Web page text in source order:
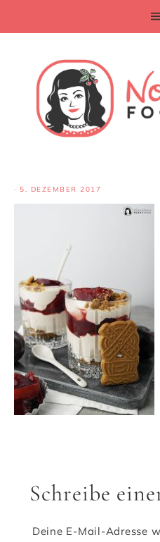
· 5. DEZEMBER 2017
Schreibe
Deine E-Mail-Adresse